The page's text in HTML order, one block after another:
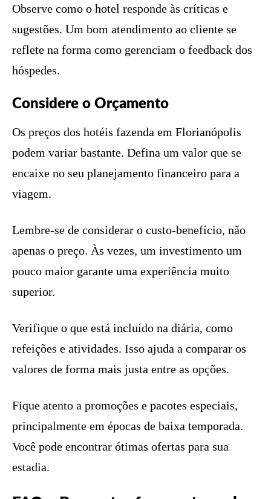
Observe como o hotel responde às críticas e
sugestões. Um bom atendimento ao cliente se
reflete na forma como gerenciam o feedback dos
hóspedes.
Considere o Orçamento
Os preços dos hotéis fazenda em Florianópolis
podem variar bastante. Defina um valor que se
encaixe no seu planejamento financeiro para a
viagem.
Lembre-se de considerar o custo-benefício, não
apenas o preço. Às vezes, um investimento um
pouco maior garante uma experiência muito
superior.
Verifique o que está incluído na diária, como
refeições e atividades. Isso ajuda a comparar os
valores de forma mais justa entre as opções.
Fique atento a promoções e pacotes especiais,
principalmente em épocas de baixa temporada.
Você pode encontrar ótimas ofertas para sua
estadia.